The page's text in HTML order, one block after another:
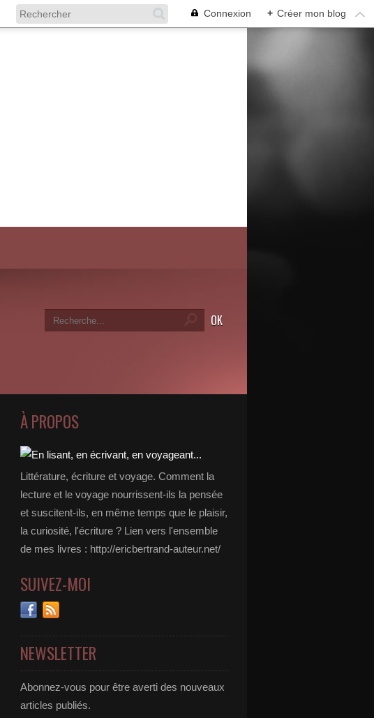
Connexion + Créer mon blog
À PROPOS
Littérature, écriture et voyage. Comment la
lecture et le voyage nourrissent-ils la pensée
et suscitent-ils, en même temps que le plaisir,
la curiosité, l'écriture ? Lien vers l'ensemble
de mes livres : http://ericbertrand-auteur.net/
SUIVEZ-MOI
NEWSLETTER
Abonnez-vous pour être averti des nouveaux
articles publiés.